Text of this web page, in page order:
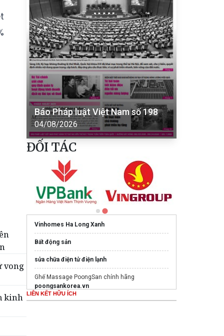
vong
kinh
Báo Pháp luật Việt Nam số 198
04/08/2026
ĐỐI TÁC
Vinhomes Ha Long Xanh
Bất động sản
sửa chữa điện tử điện lạnh
Ghế Massage PoongSan chính hãng
poongsankorea.vn
LIÊN KẾT HỮU ÍCH